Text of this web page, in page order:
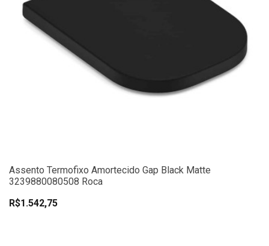
Assento Termofixo Amortecido Gap Black Matte
3239880080508 Roca
R$1.542,75